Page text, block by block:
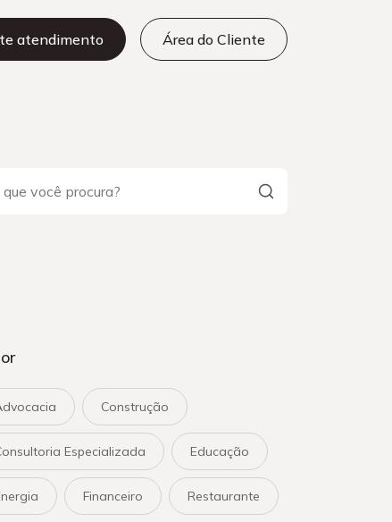
atendimento Área do Cliente
Construção
Especializada Educação
Financeiro Restaurante